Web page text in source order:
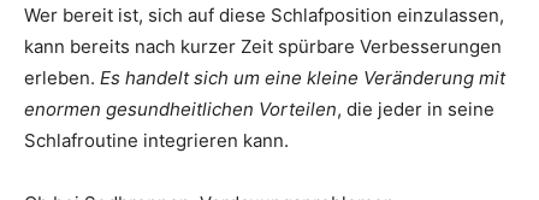
Wer bereit ist, sich auf diese Schlafposition einzulassen,
kann bereits nach kurzer Zeit spürbare Verbesserungen
erleben. Es handelt sich um eine kleine Veränderung mit
enormen gesundheitlichen Vorteilen, die jeder in seine
Schlafroutine integrieren kann.